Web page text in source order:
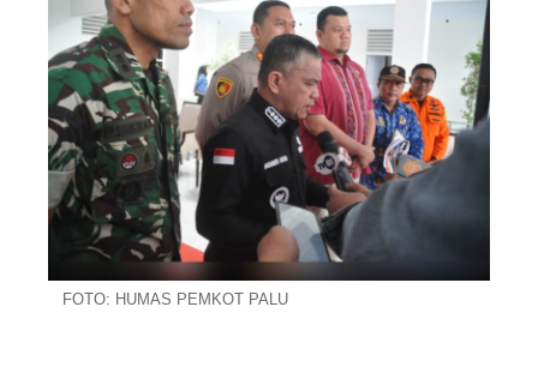
FOTO: HUMAS PEMKOT PALU